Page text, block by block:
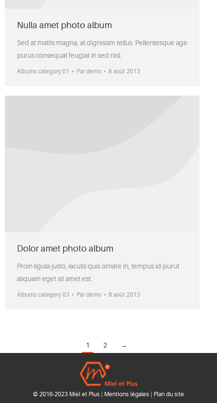
Nulla amet photo album
Sed at mattis magna, at dignissim tellus. Pellentesque age
purus consequat feugiat in sed nisl.
Albums category 01 Par demo 8 août 2013
Dolor amet photo album
Proin ligula justo, iaculis quis ornare in, tempus id purut
aliquam eget sit amet est.
Albums category 03 Par demo 8 août 2013
1 2 →
© 2016-2023 Miel et Plus | Mentions légales Plan du site